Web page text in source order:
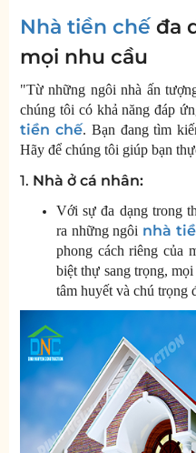
Nhà tiền chếđa
mọi nhu cầu
"Từ những ngôi nhà ấn
chúng tôi có khả năng đáp
tiền chế. Bạn đang tìm
Hãy để chúng tôi giúp bạn
1. Nhà ở cá nhân:
Với sự đa dạng trong
ra những ngôi nhà
phong cách riêng của
biệt thự sang trọng,
tâm huyết và chú trọng